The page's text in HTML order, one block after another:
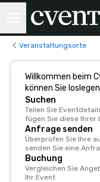
Veranstaltungsorte
Willkommen beim
können Sie
Suchen
Teilen Sie
fügen Sie diese Ihrer
Anfrage senden
Überprüfen Sie Ihre
senden Sie eine
Buchung
Vergleichen Sie
Ihr Event